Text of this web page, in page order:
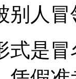
别人
式是